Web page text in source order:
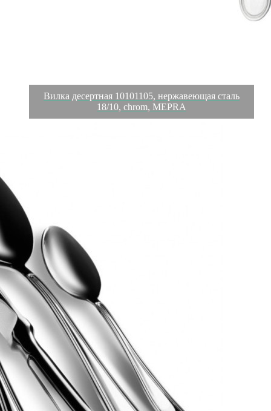
Вилка десертная 10101105, нержавеющая сталь
18/10, chrom, MEPRA
Отзывы
MEPRA, Италия, один из европейских лидеров в
производстве столовых приборов и аксессуаров для
сервировки отелей и ресторанов. Миссия компании состоит в
создании изящных, функциональных и удобных в
использовании предметов сервировки.
В производстве компания использует материалы высочайшего
качества, лучшие сорта нержавеющей стали, прошедшие
жесткий контроль соответствия. Еще одно свидетельство
высочайшего качества – непревзойденная зеркальная
полировка MEPRA. Предметы MEPRA имеют максимальную
стойкость к использованию в посудомоечной машине.
MEPRA производит максимально полные линии столовых
приборов различных форм, от классики до арт-деко, тем
самым удовлетворяя потребности сервировки ресторанов с
любой кухней и концепцией. Также компания производит
предметы кухонной утвари.